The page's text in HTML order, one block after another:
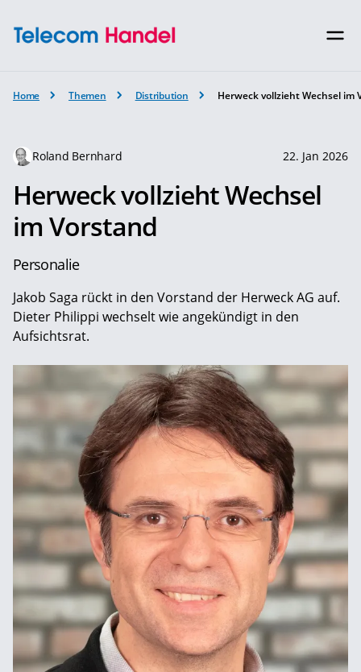
Home Themen Distribution Herweck vollzieht Wechsel im
Roland Bernhard 22. Jan 2026
Herweck vollzieht Wechsel
im Vorstand
Personalie
Jakob Saga rückt in den Vorstand der Herweck AG auf.
Dieter Philippi wechselt wie angekündigt in den
Aufsichtsrat.